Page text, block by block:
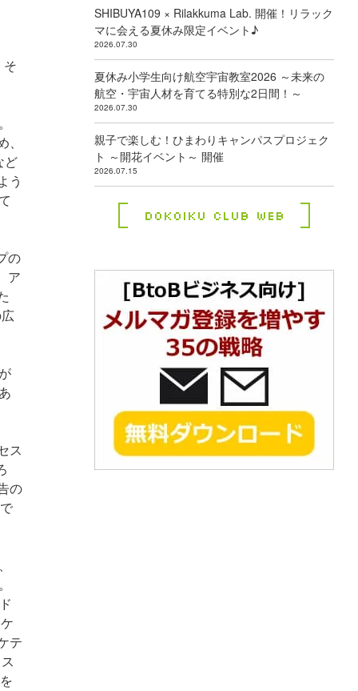
そ
ど
う
の
ア
ス
の
テ
SHIBUYA109 × Rilakkuma Lab. 開催！リラック
マに会える夏休み限定イベント♪
2026.07.30
夏休み小学生向け航空宇宙教室2026 ～未来の
航空・宇宙人材を育てる特別な2日間！～
2026.07.30
親子で楽しむ！ひまわりキャンパスプロジェク
ト ～開花イベント～ 開催
2026.07.15
Dokoiku Club Web